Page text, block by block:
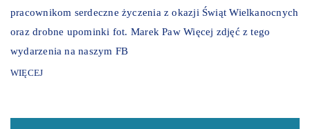
pracownikom serdeczne życzenia z okazji Świąt Wielkanocnych
oraz drobne upominki fot. Marek Paw Więcej zdjęć z tego
wydarzenia na naszym FB
WIĘCEJ